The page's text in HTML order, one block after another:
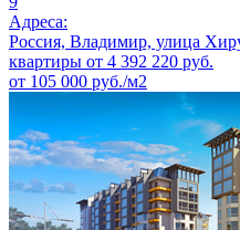
Адреса:
Россия, Владимир, улица
квартиры от 4 392 220 руб.
от 105 000 руб./м2